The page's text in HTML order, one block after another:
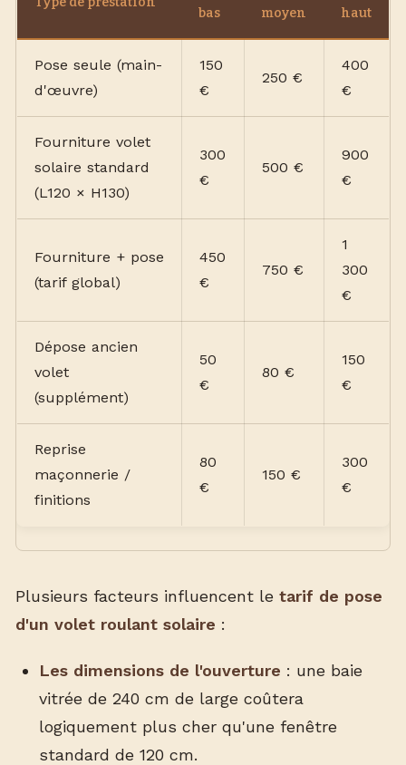
bas
moyen
haut
Pose seule (main-
d'œuvre)
150
€
250 €
400
€
Fourniture volet
solaire standard
(L120 × H130)
300
€
500 €
900
€
Fourniture + pose
(tarif global)
450
€
750 €
1
300
€
Dépose ancien
volet
(supplément)
50
€
80 €
150
€
Reprise
maçonnerie /
finitions
80
€
150 €
300
€
Plusieurs facteurs influencent le tarif de pose
d'un volet roulant solaire :
Les dimensions de l'ouverture : une baie
vitrée de 240 cm de large coûtera
logiquement plus cher qu'une fenêtre
standard de 120 cm.